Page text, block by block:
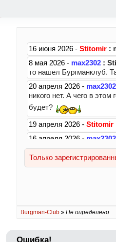
Burgman-Club » Не определено
Ошибка!